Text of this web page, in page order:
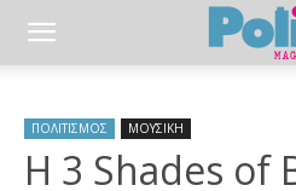
ΠΟΛΙΤΙΣΜΟΣ ΜΟΥΣΙΚΗ
Η 3 Shades of